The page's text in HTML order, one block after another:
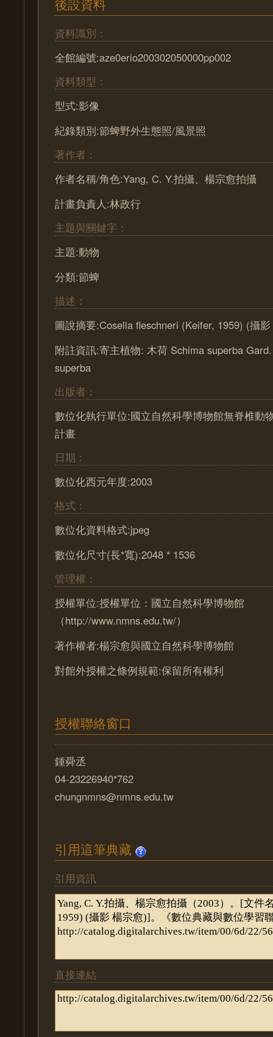
資料識別：
全館編號:aze0erio200302050000pp002
資料類型：
型式:影像
紀錄類別:節蜱野外生態照/風景照
著作者：
作者名稱/角色:Yang, C. Y.拍攝、楊宗愈拍攝
計畫負責人:林政行
主題與關鍵字：
主題:動物
分類:節蜱
描述：
圖說摘要:Cosella fleschneri (Keifer, 1959) (攝
附註資訊:寄主植物: 木荷 Schima superba
superba
出版者：
數位化執行單位:國立自然科學博物館無脊椎動
計畫
日期：
數位化西元年度:2003
格式：
數位化資料格式:jpeg
數位化尺寸(長*寬):2048 * 1536
管理權：
授權單位:授權單位：國立自然科學博物館
（http://www.nmns.edu.tw/）
著作權者:楊宗愈與國立自然科學博物館
對館外授權之條例規範:保留所有權利
授權聯絡窗口
鍾舜丞
04-23226940*762
chungnmns@nmns.edu.tw
引用這筆典藏
引用資訊
直接連結